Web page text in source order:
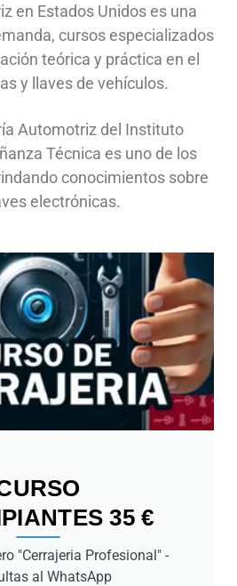
en Estados Unidos es una
cursos especializados
teórica y práctica en el
y llaves de vehículos.
Automotriz del Instituto
Técnica es uno de los
conocimientos sobre
electrónicas.
35 €
"Cerrajeria Profesional" -
al WhatsApp